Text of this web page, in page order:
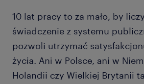
10 lat pracy to za mało, by
świadczenie z systemu
pozwoli utrzymać
życia. Ani w Polsce, ani w
Holandii czy Wielkiej Brytanii